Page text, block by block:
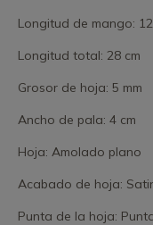
Longitud de mango:
Longitud total: 28 cm
Grosor de hoja: 5 mm
Ancho de pala: 4 cm
Hoja: Amolado plano
Acabado de hoja:
Punta de la hoja: